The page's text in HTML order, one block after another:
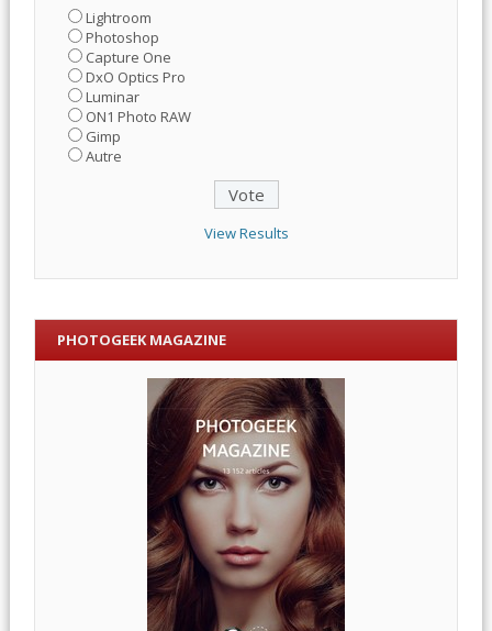
Lightroom
Photoshop
Capture One
DxO Optics Pro
Luminar
ON1 Photo RAW
Gimp
Autre
View Results
PHOTOGEEK MAGAZINE